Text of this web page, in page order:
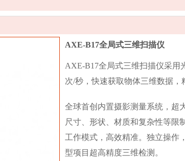
AXE-B17全局式三维扫描仪
AXE-B17全局式三维扫描仪采用
次/秒，快速获取物体三维数据，
全球首创内置摄影测量系统，超
尺寸、形状、材质和复杂性等限
工作模式，高效精准。独立操作
型项目超高精度三维检测。